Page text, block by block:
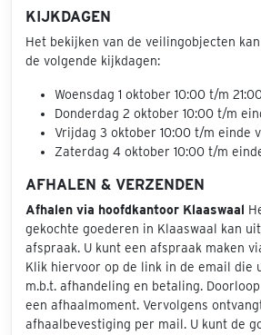
KIJKDAGEN
Het bekijken van de veilingobjecten
de volgende kijkdagen:
Woensdag 1 oktober 10:00 t/m
Donderdag 2 oktober 10:00 t/m
Vrijdag 3 oktober 10:00 t/m einde
Zaterdag 4 oktober 10:00 t/m
AFHALEN & VERZENDEN
Afhalen via hoofdkantoor Klaaswaal
gekochte goederen in Klaaswaal kan
afspraak. U kunt een afspraak maken
Klik hiervoor op de link in de email die
m.b.t. afhandeling en betaling.
een afhaalmoment. Vervolgens
afhaalbevestiging per mail. U kunt de